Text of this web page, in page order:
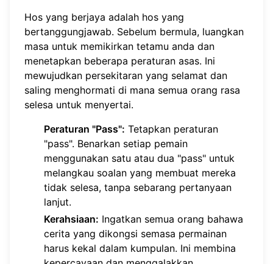
Hos yang berjaya adalah hos yang
bertanggungjawab. Sebelum bermula, luangkan
masa untuk memikirkan tetamu anda dan
menetapkan beberapa peraturan asas. Ini
mewujudkan persekitaran yang selamat dan
saling menghormati di mana semua orang rasa
selesa untuk menyertai.
Peraturan "Pass": Tetapkan peraturan
"pass". Benarkan setiap pemain
menggunakan satu atau dua "pass" untuk
melangkau soalan yang membuat mereka
tidak selesa, tanpa sebarang pertanyaan
lanjut.
Kerahsiaan: Ingatkan semua orang bahawa
cerita yang dikongsi semasa permainan
harus kekal dalam kumpulan. Ini membina